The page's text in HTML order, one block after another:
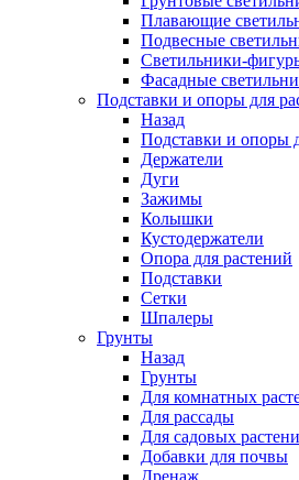
Плавающие
Подвесные
Светильники-
Фасадные
Подставки и опоры для
Назад
Подставки и опоры
Держатели
Дуги
Зажимы
Колышки
Кустодержатели
Опора для растений
Подставки
Сетки
Шпалеры
Грунты
Назад
Грунты
Для комнатных
Для рассады
Для садовых
Добавки для почвы
Дренаж